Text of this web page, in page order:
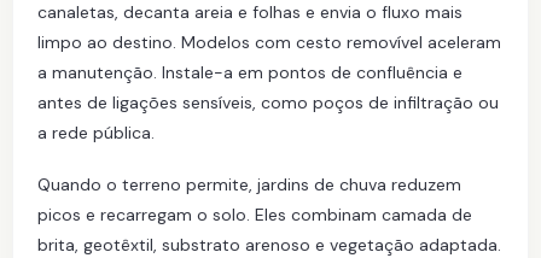
canaletas, decanta areia e folhas e envia o fluxo mais
limpo ao destino. Modelos com cesto removível aceleram
a manutenção. Instale-a em pontos de confluência e
antes de ligações sensíveis, como poços de infiltração ou
a rede pública.
Quando o terreno permite, jardins de chuva reduzem
picos e recarregam o solo. Eles combinam camada de
brita, geotêxtil, substrato arenoso e vegetação adaptada.